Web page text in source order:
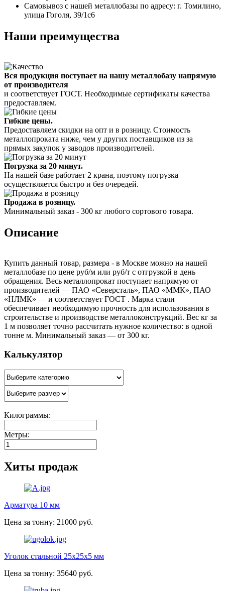
Самовывоз с нашей металлобазы по адресу: г. Томилино,
улица Гоголя, 39/1с6
Наши преимущества
Вся продукция поступает на нашу металлобазу напрямую
от производителя
и соответствует ГОСТ. Необходимые сертификаты качества
предоставляем.
Гибкие цены.
Предоставляем скидки на опт и в розницу. Стоимость
металлопроката ниже, чем у других поставщиков из за
прямых закупок у заводов производителей.
Погрузка за 20 минут.
На нашей базе работает 2 крана, поэтому погрузка
осуществляется быстро и без очередей.
Продажа в розницу.
Минимальный заказ - 300 кг любого сортового товара.
Описание
Купить данный товар, размера - в Москве можно на нашей
металлобазе по цене руб/м или руб/т с отгрузкой в день
обращения. Весь металлопрокат поступает напрямую от
производителей — ПАО «Северсталь», ПАО «ММК», ПАО
«НЛМК» — и соответствует ГОСТ . Марка стали
обеспечивает необходимую прочность для использования в
строительстве и производстве металлоконструкций. Вес кг за
1 м позволяет точно рассчитать нужное количество: в одной
тонне м. Минимальный заказ — от 300 кг.
Калькулятор
Килограммы:
Метры:
Хиты продаж
Арматура 10 мм
Цена за тонну: 21000 руб.
Уголок стальной 25х25х5 мм
Цена за тонну: 35640 руб.